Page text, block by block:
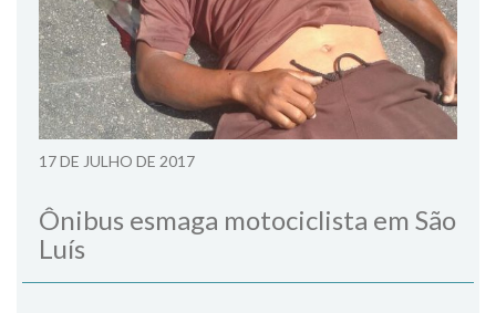
17 DE JULHO DE 2017
Ônibus esmaga motociclista em São
Luís